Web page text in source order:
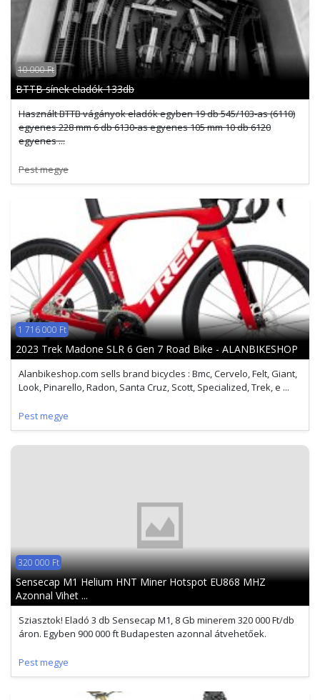
10 000 Ft
BTTB sínek eladók 133db
Használt BTTB vágányok eladók egyben 19 db 545/103-as (6110)
egyenes 228 mm 6 db 6130-as egyenes 105 mm 10 db 6120
egyenes ...
Pest megye
1 716 000 Ft
2023 Trek Madone SLR 6 Gen 7 Road Bike - ALANBIKESHOP
Alanbikeshop.com sells brand bicycles : Bmc, Cervelo, Felt, Giant,
Look, Pinarello, Radon, Santa Cruz, Scott, Specialized, Trek, e ...
Pest megye
320 000 Ft
Sensecap M1 Helium HNT Miner Hotspot EU868 MHZ
Azonnal Vihet ...
Sziasztok! Eladó 3 db Sensecap M1, 8 Gb minerem 320 000 Ft/db
áron. Egyben 900 000 ft Budapesten azonnal átvehetőek.
Pest megye